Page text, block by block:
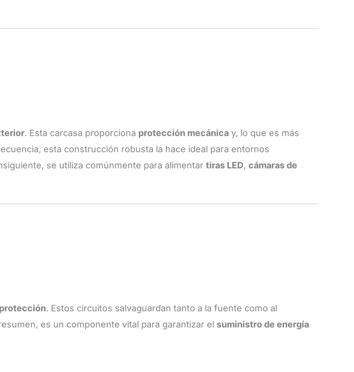
. Esta carcasa proporciona protección mecánica y, lo que es más
esta construcción robusta la hace ideal para entornos
se utiliza comúnmente para alimentar tiras LED, cámaras de
. Estos circuitos salvaguardan tanto a la fuente como al
es un componente vital para garantizar el suministro de energía